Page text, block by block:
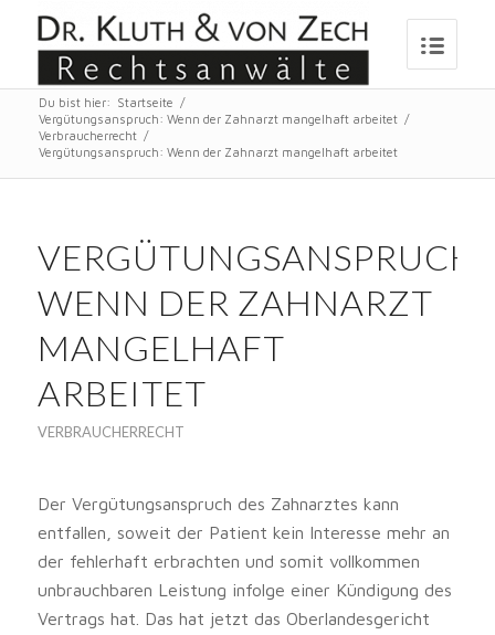
Du bist hier: Startseite
/
Vergütungsanspruch: Wenn der Zahnarzt mangelhaft arbeitet /
Verbraucherrecht /
Vergütungsanspruch: Wenn der Zahnarzt mangelhaft arbeitet
VERGÜTUNGSANSPRUCH:
WENN DER ZAHNARZT
MANGELHAFT
ARBEITET
VERBRAUCHERRECHT
Der Vergütungsanspruch des Zahnarztes kann
entfallen, soweit der Patient kein Interesse mehr an
der fehlerhaft erbrachten und somit vollkommen
unbrauchbaren Leistung infolge einer Kündigung des
Vertrags hat. Das hat jetzt das Oberlandesgericht